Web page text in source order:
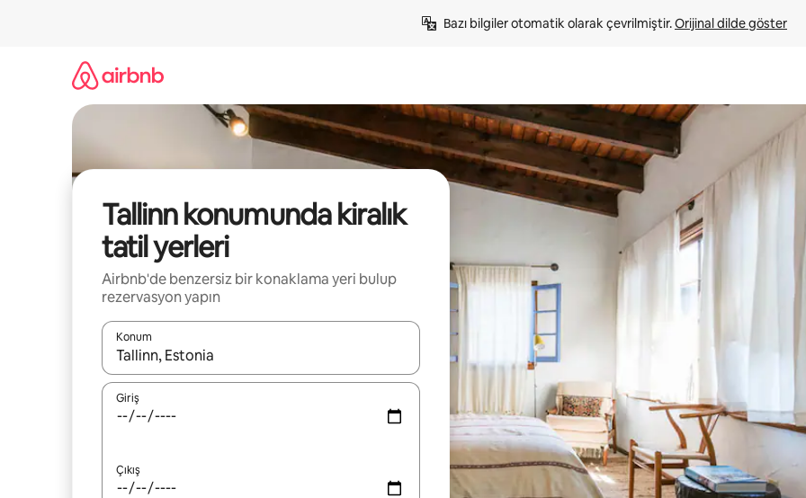
Bazı bilgiler otomatik olarak çevrilmiştir. Orijinal dilde göster
Tallinn konumunda kiralık
tatil yerleri
Airbnb'de benzersiz bir konaklama yeri bulup
rezervasyon yapın
Konum
Sonuçlar kullanılabilir olduğunda yukarı ve aşağı oklarıyla gezinin veya dokunarak ya da kaydırma hareketleriyle keşfedin.
Giriş
Çıkış